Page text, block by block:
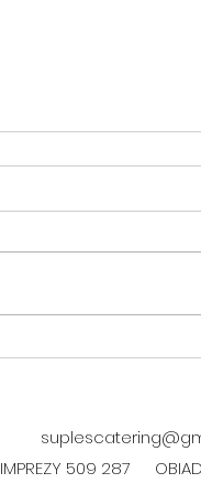
IMPREZY 509 287